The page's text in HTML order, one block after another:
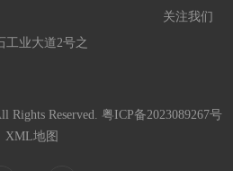
工业大道2号之
关注我们
Reserved. 粤ICP备2023089267号
XML地图